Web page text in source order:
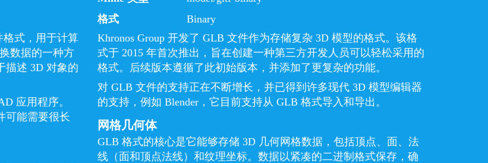
格式，用于计算
数据的一种方
描述 3D 对象的
应用程序。
可能需要很长
格式
Binary
Khronos Group 开发了 GLB 文件作为存储复杂 3D 模型的格式。该格
式于 2015 年首次推出，旨在创建一种第三方开发人员可以轻松采用的
格式。后续版本遵循了此初始版本，并添加了更复杂的功能。
对 GLB 文件的支持正在不断增长，并已得到许多现代 3D 模型编辑器
的支持，例如 Blender，它目前支持从 GLB 格式导入和导出。
网格几何体
GLB 格式的核心是它能够存储 3D 几何网格数据，包括顶点、面、法
线（面和顶点法线）和纹理坐标。数据以紧凑的二进制格式保存，确